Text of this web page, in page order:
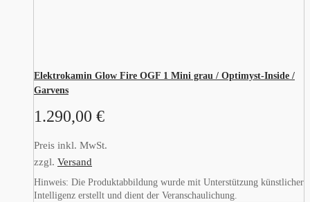
Elektrokamin Glow Fire OGF 1 Mini grau / Optimyst-Inside /
Garvens
1.290,00 €
Preis inkl. MwSt.
zzgl. Versand
Hinweis: Die Produktabbildung wurde mit Unterstützung künstlicher
Intelligenz erstellt und dient der Veranschaulichung.